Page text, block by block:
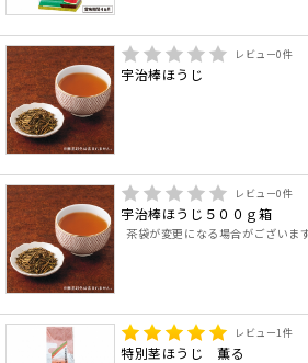
レビュー0件
宇治棒ほうじ
レビュー0件
宇治棒ほうじ５００ｇ箱
茶袋が変更になる場合がございま
レビュー1件
特別茎ほうじ 薫る